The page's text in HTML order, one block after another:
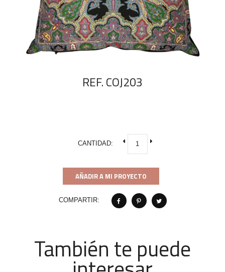
REF. COJ203
CANTIDAD:
AÑADIR A MI PROYECTO
COMPARTIR:
También te puede